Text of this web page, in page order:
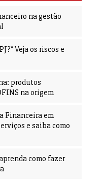
na gestão
Veja os riscos e
produtos
na origem
Financeira em
e saiba como
como fazer